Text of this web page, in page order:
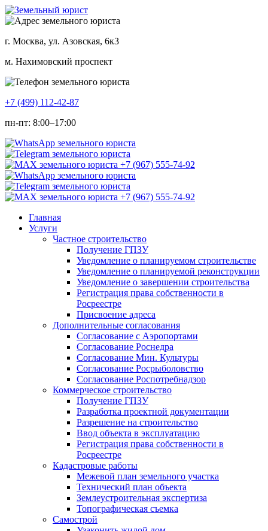
г. Москва, ул. Азовская, 6к3
м. Нахимовский проспект
+7 (499) 112-42-87
пн-пт: 8:00–17:00
Главная
Услуги
Частное строительство
Получение ГПЗУ
Уведомление о планируемом строительстве
Уведомление о планируемой реконструкции
Уведомление о завершении строительства
Регистрация права собственности в
Росреестре
Присвоение адреса
Дополнительные согласования
Согласование с Аэропортами
Согласование Роснедра
Согласование Мин. Культуры
Согласование Росрыболовство
Согласование Роспотребнадзор
Коммерческое строительство
Получение ГПЗУ
Разработка проектной документации
Разрешение на строительство
Ввод объекта в эксплуатацию
Регистрация права собственности в
Росреестре
Кадастровые работы
Межевой план земельного участка
Технический план объекта
Землеустроительная экспертиза
Топографическая съемка
Самострой